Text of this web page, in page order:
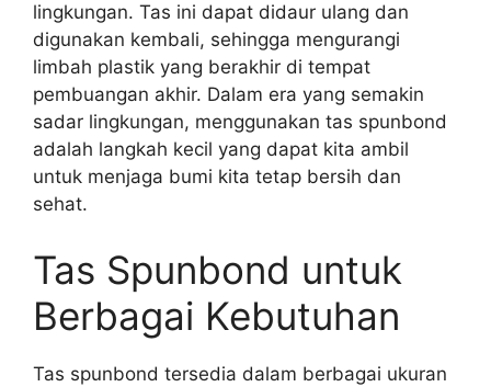
lingkungan. Tas ini dapat didaur ulang dan
digunakan kembali, sehingga mengurangi
limbah plastik yang berakhir di tempat
pembuangan akhir. Dalam era yang semakin
sadar lingkungan, menggunakan tas spunbond
adalah langkah kecil yang dapat kita ambil
untuk menjaga bumi kita tetap bersih dan
sehat.
Tas Spunbond untuk
Berbagai Kebutuhan
Tas spunbond tersedia dalam berbagai ukuran